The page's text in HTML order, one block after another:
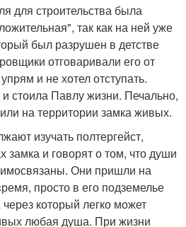
для строительства была
так как на ней уже
был разрушен в детстве
отговаривали его от
и не хотел отступать.
стоила Павлу жизни. Печально,
на территории замка живых.
изучать полтергейст,
и говорят о том, что души
Они пришли на
просто в его подземелье
который легко может
любая душа. При жизни